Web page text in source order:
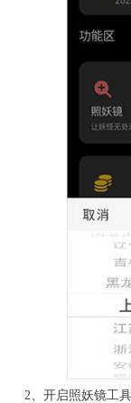
2、开启照妖镜工